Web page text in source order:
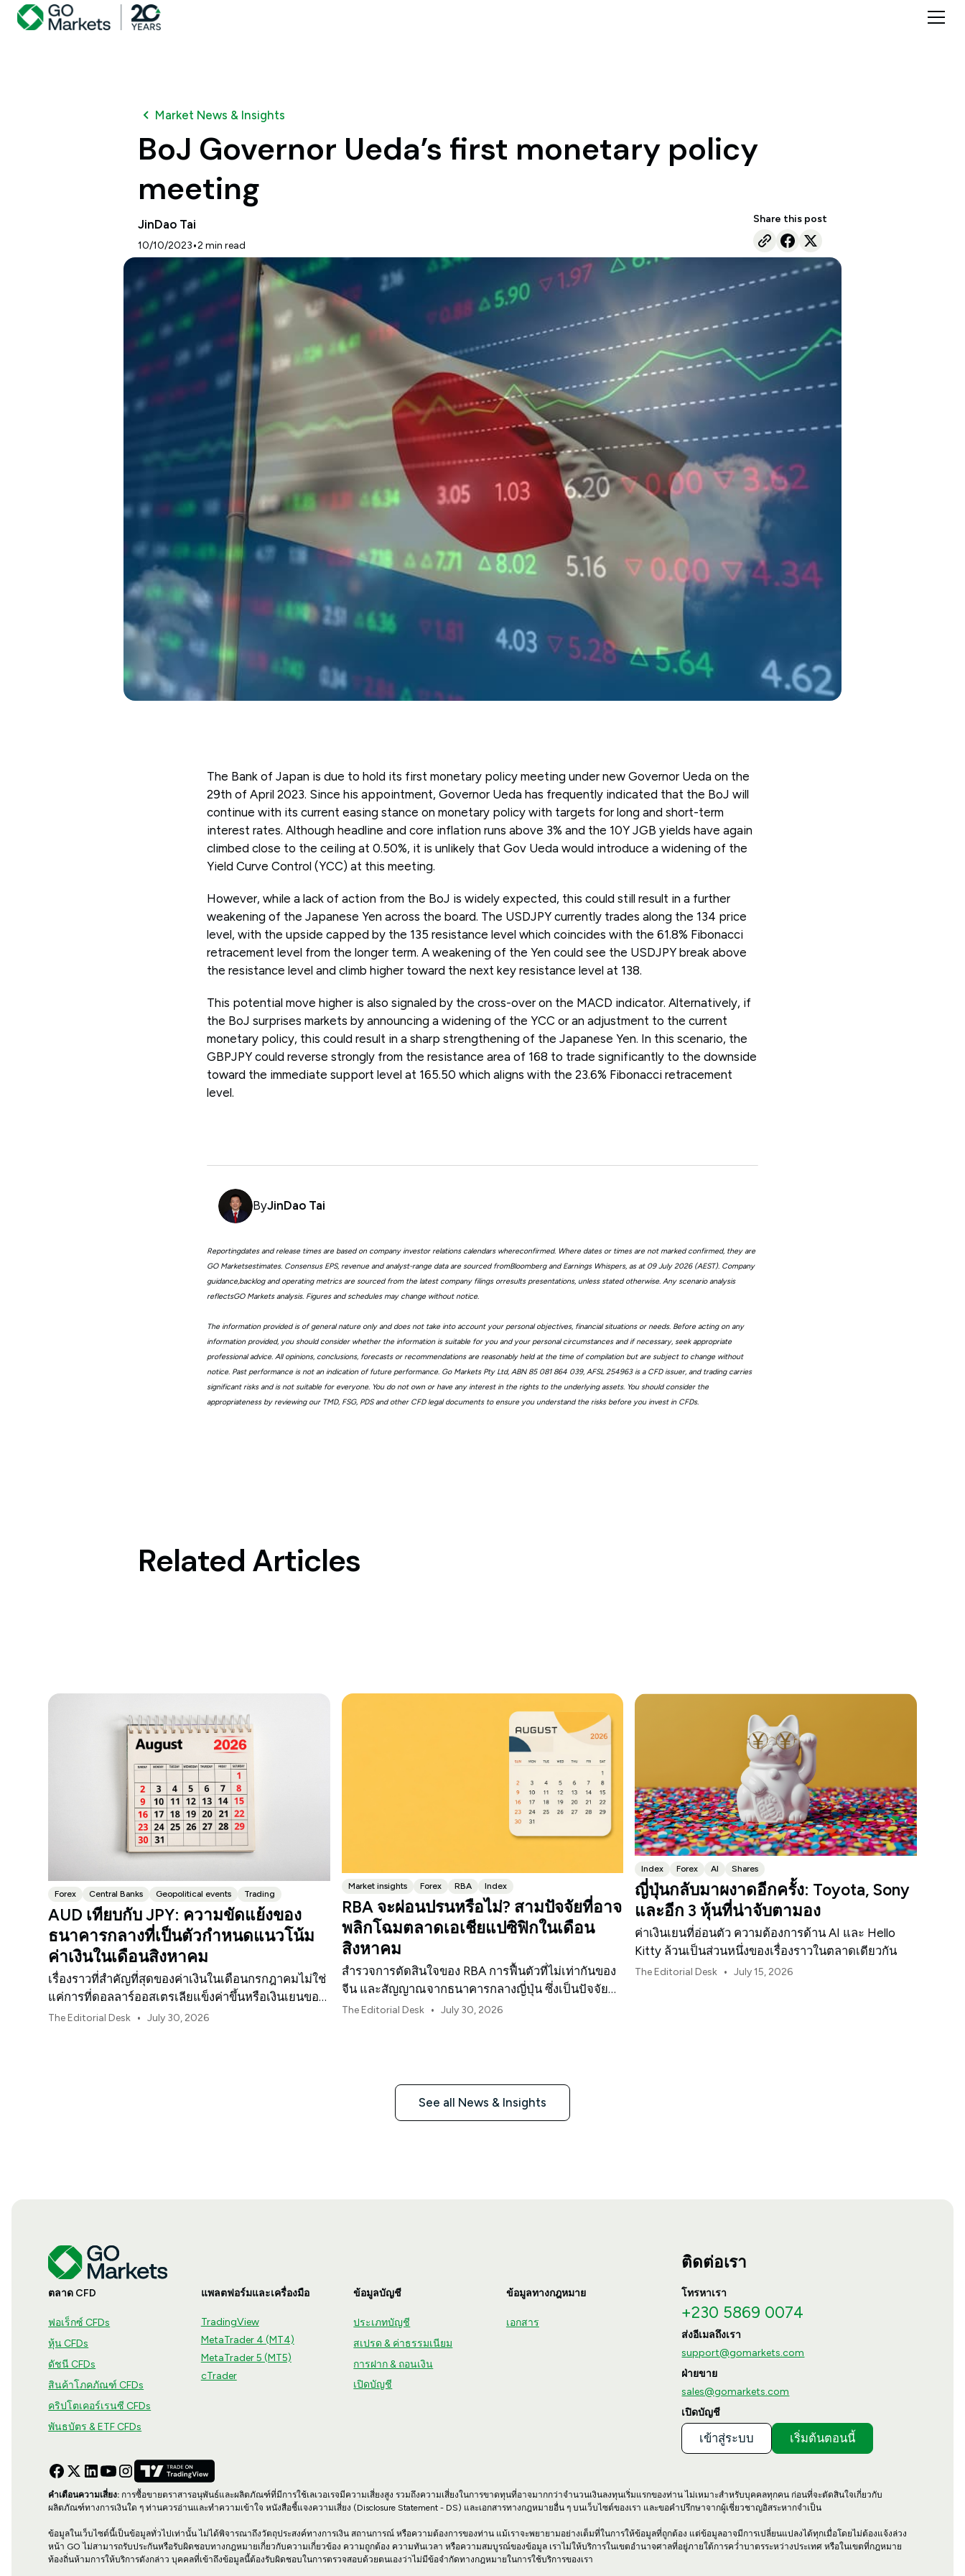
Market News & Insights
BoJ Governor Ueda’s first monetary policy
meeting
JinDao Tai
10/10/2023•2 min read
Share this post
The Bank of Japan is due to hold its first monetary policy meeting under new Governor Ueda on the
29th of April 2023. Since his appointment, Governor Ueda has frequently indicated that the BoJ will
continue with its current easing stance on monetary policy with targets for long and short-term
interest rates. Although headline and core inflation runs above 3% and the 10Y JGB yields have again
climbed close to the ceiling at 0.50%, it is unlikely that Gov Ueda would introduce a widening of the
Yield Curve Control (YCC) at this meeting.
However, while a lack of action from the BoJ is widely expected, this could still result in a further
weakening of the Japanese Yen across the board. The USDJPY currently trades along the 134 price
level, with the upside capped by the 135 resistance level which coincides with the 61.8% Fibonacci
retracement level from the longer term. A weakening of the Yen could see the USDJPY break above
the resistance level and climb higher toward the next key resistance level at 138.
This potential move higher is also signaled by the cross-over on the MACD indicator. Alternatively, if
the BoJ surprises markets by announcing a widening of the YCC or an adjustment to the current
monetary policy, this could result in a sharp strengthening of the Japanese Yen. In this scenario, the
GBPJPY could reverse strongly from the resistance area of 168 to trade significantly to the downside
toward the immediate support level at 165.50 which aligns with the 23.6% Fibonacci retracement
level.
ByJinDao Tai
Reportingdates and release times are based on company investor relations calendars whereconfirmed. Where dates or times are not marked confirmed, they are
GO Marketsestimates. Consensus EPS, revenue and analyst-range data are sourced fromBloomberg and Earnings Whispers, as at 09 July 2026 (AEST). Company
guidance,backlog and operating metrics are sourced from the latest company filings orresults presentations, unless stated otherwise. Any scenario analysis
reflectsGO Markets analysis. Figures and schedules may change without notice.
The information provided is of general nature only and does not take into account your personal objectives, financial situations or needs. Before acting on any
information provided, you should consider whether the information is suitable for you and your personal circumstances and if necessary, seek appropriate
professional advice. All opinions, conclusions, forecasts or recommendations are reasonably held at the time of compilation but are subject to change without
notice. Past performance is not an indication of future performance. Go Markets Pty Ltd, ABN 85 081 864 039, AFSL 254963 is a CFD issuer, and trading carries
significant risks and is not suitable for everyone. You do not own or have any interest in the rights to the underlying assets. You should consider the
appropriateness by reviewing our TMD, FSG, PDS and other CFD legal documents to ensure you understand the risks before you invest in CFDs.
Related Articles
Forex Central Banks Geopolitical events Trading
AUD เทียบกับ JPY: ความขัดแย้งของ
ธนาคารกลางที่เป็นตัวกำหนดแนวโน้ม
ค่าเงินในเดือนสิงหาคม
เรื่องราวที่สำคัญที่สุดของค่าเงินในเดือนกรกฎาคมไม่ใช่
แค่การที่ดอลลาร์ออสเตรเลียแข็งค่าขึ้นหรือเงินเยนของ
ญี่ปุ่นอ่อนค่าลงเท่านั้น
The Editorial Desk • July 30, 2026
Market insights Forex RBA Index
RBA จะผ่อนปรนหรือไม่? สามปัจจัยที่อาจ
พลิกโฉมตลาดเอเชียแปซิฟิกในเดือน
สิงหาคม
สำรวจการตัดสินใจของ RBA การฟื้นตัวที่ไม่เท่ากันของ
จีน และสัญญาณจากธนาคารกลางญี่ปุ่น ซึ่งเป็นปัจจัย
กำหนดทิศทางตลาด ค่าเงิน และความเสี่ยงในภูมิภาค
The Editorial Desk • July 30, 2026
Index Forex AI Shares
ญี่ปุ่นกลับมาผงาดอีกครั้ง: Toyota, Sony
และอีก 3 หุ้นที่น่าจับตามอง
ค่าเงินเยนที่อ่อนตัว ความต้องการด้าน AI และ Hello
Kitty ล้วนเป็นส่วนหนึ่งของเรื่องราวในตลาดเดียวกัน
The Editorial Desk • July 15, 2026
See all News & Insights
ตลาด CFD
ฟอเร็กซ์ CFDs
หุ้น CFDs
ดัชนี CFDs
สินค้าโภคภัณฑ์ CFDs
คริปโตเคอร์เรนซี CFDs
พันธบัตร & ETF CFDs
แพลตฟอร์มและเครื่องมือ
TradingView
MetaTrader 4 (MT4)
MetaTrader 5 (MT5)
cTrader
ข้อมูลบัญชี
ประเภทบัญชี
สเปรด & ค่าธรรมเนียม
การฝาก & ถอนเงิน
เปิดบัญชี
ข้อมูลทางกฎหมาย
เอกสาร
ติดต่อเรา
โทรหาเรา
+230 5869 0074
ส่งอีเมลถึงเรา
support@gomarkets.com
ฝ่ายขาย
sales@gomarkets.com
เปิดบัญชี
เข้าสู่ระบบ เริ่มต้นตอนนี้
คำเตือนความเสี่ยง: การซื้อขายตราสารอนุพันธ์และผลิตภัณฑ์ที่มีการใช้เลเวอเรจมีความเสี่ยงสูง รวมถึงความเสี่ยงในการขาดทุนที่อาจมากกว่าจำนวนเงินลงทุนเริ่มแรกของท่าน ไม่เหมาะสำหรับบุคคลทุกคน ก่อนที่จะตัดสินใจเกี่ยวกับ
ผลิตภัณฑ์ทางการเงินใด ๆ ท่านควรอ่านและทำความเข้าใจ หนังสือชี้แจงความเสี่ยง (Disclosure Statement - DS) และเอกสารทางกฎหมายอื่น ๆ บนเว็บไซต์ของเรา และขอคำปรึกษาจากผู้เชี่ยวชาญอิสระหากจำเป็น
ข้อมูลในเว็บไซต์นี้เป็นข้อมูลทั่วไปเท่านั้น ไม่ได้พิจารณาถึงวัตถุประสงค์ทางการเงิน สถานการณ์ หรือความต้องการของท่าน แม้เราจะพยายามอย่างเต็มที่ในการให้ข้อมูลที่ถูกต้อง แต่ข้อมูลอาจมีการเปลี่ยนแปลงได้ทุกเมื่อโดยไม่ต้องแจ้งล่วง
หน้า GO ไม่สามารถรับประกันหรือรับผิดชอบทางกฎหมายเกี่ยวกับความเกี่ยวข้อง ความถูกต้อง ความทันเวลา หรือความสมบูรณ์ของข้อมูล เราไม่ให้บริการในเขตอำนาจศาลที่อยู่ภายใต้การคว่ำบาตรระหว่างประเทศ หรือในเขตที่กฎหมาย
ท้องถิ่นห้ามการให้บริการดังกล่าว บุคคลที่เข้าถึงข้อมูลนี้ต้องรับผิดชอบในการตรวจสอบด้วยตนเองว่าไม่มีข้อจำกัดทางกฎหมายในการใช้บริการของเรา